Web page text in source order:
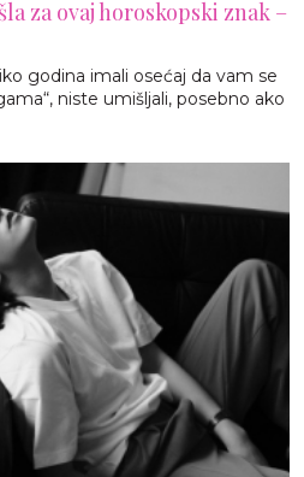
za ovaj horoskopski znak –
godina imali osećaj da vam se
niste umišljali, posebno ako